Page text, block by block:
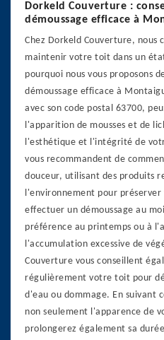
Dorkeld Couverture :
démoussage efficace à
Chez Dorkeld Couverture, nous
maintenir votre toit dans un
pourquoi nous vous proposons
démoussage efficace à
avec son code postal 63700,
l'apparition de mousses et de
l'esthétique et l'intégrité de
vous recommandent de
douceur, utilisant des produits
l'environnement pour
effectuer un démoussage au
préférence au printemps ou à
l'accumulation excessive de
Couverture vous conseillent
régulièrement votre toit pour
d'eau ou dommage. En suivant
non seulement l'apparence de
prolongerez également sa